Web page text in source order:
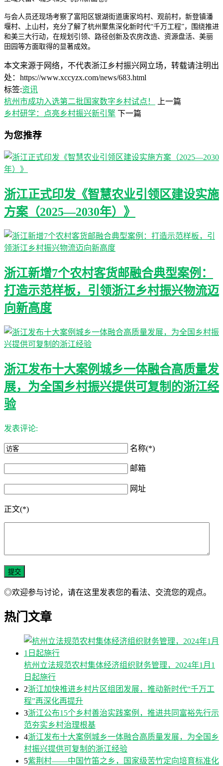
与会人员还现场考察了富阳区银湖街道唐家坞村、观前村，新登镇潘
堰村、上山村，充分了解了杭州聚焦深化新时代“千万工程”，围绕推进
和美三大行动，在规划引领、路径创新及农房改造、资源盘活、美丽
田园等方面取得的显著成效。
本文来源于网络，不代表浙江乡村振兴网立场，转载请注明出
处：https://www.xccyzx.com/news/683.html
标签:资讯
杭州市成功入选第二批国家数字乡村试点！
上一篇
乡村研学：点亮乡村振兴新引擎 下一篇
为您推荐
浙江正式印发《智慧农业引领区建设实施
方案（2025—2030年）》
浙江新增7个农村客货邮融合典型案例：
打造示范样板，引领浙江乡村振兴物流迈
向新高度
浙江发布十大案例城乡一体融合高质量发
展，为全国乡村振兴提供可复制的浙江经
验
发表评论:
名称(*)
邮箱
网址
正文(*)
◎欢迎参与讨论，请在这里发表您的看法、交流您的观点。
热门文章
杭州立法规范农村集体经济组织财务管理，2024年1月1
日起施行
2浙江加快推进乡村片区组团发展，推动新时代“千万工
程”再深化再提升
3浙江公布15个乡村善治实践案例，推进共同富裕先行示
范夯实乡村治理根基
4浙江发布十大案例城乡一体融合高质量发展，为全国乡
村振兴提供可复制的浙江经验
5紫荆村——中国竹笛之乡，国家级苦竹定向培育标准化